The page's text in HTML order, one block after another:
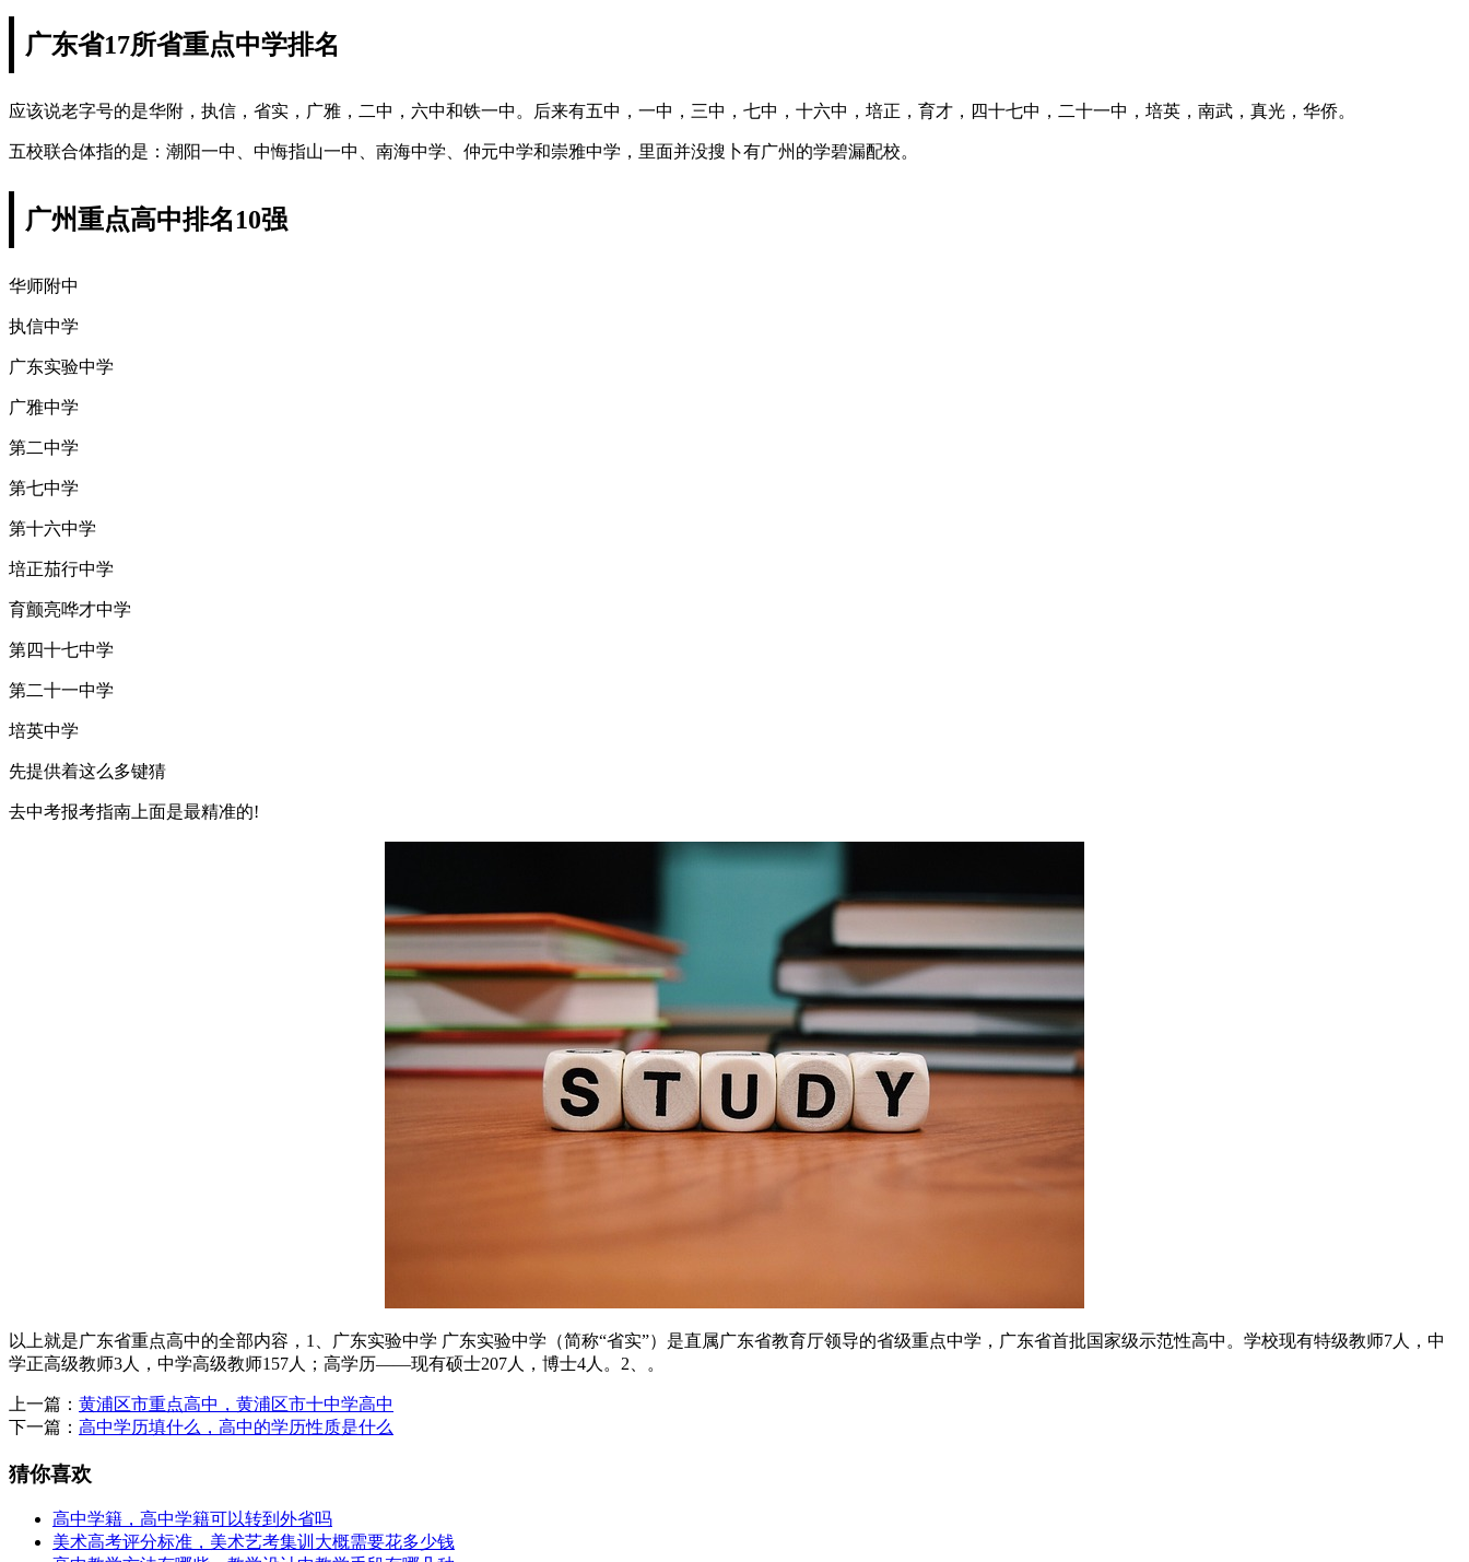
广东省17所省重点中学排名
应该说老字号的是华附，执信，省实，广雅，二中，六中和铁一中。后来有五中，一中，三中，七中，十六中，培正，育才，四十七中，二十一中，培英，南武，真光，华侨。
五校联合体指的是：潮阳一中、中悔指山一中、南海中学、仲元中学和崇雅中学，里面并没搜卜有广州的学碧漏配校。
广州重点高中排名10强
华师附中
执信中学
广东实验中学
广雅中学
第二中学
第七中学
第十六中学
培正茄行中学
育颤亮哗才中学
第四十七中学
第二十一中学
培英中学
先提供着这么多键猜
去中考报考指南上面是最精准的!
以上就是广东省重点高中的全部内容，1、广东实验中学 广东实验中学（简称“省实”）是直属广东省教育厅领导的省级重点中学，广东省首批国家级示范性高中。学校现有特级教师7人，中
学正高级教师3人，中学高级教师157人；高学历——现有硕士207人，博士4人。2、。
上一篇： 黄浦区市重点高中，黄浦区市十中学高中
下一篇： 高中学历填什么，高中的学历性质是什么
猜你喜欢
高中学籍，高中学籍可以转到外省吗
美术高考评分标准，美术艺考集训大概需要花多少钱